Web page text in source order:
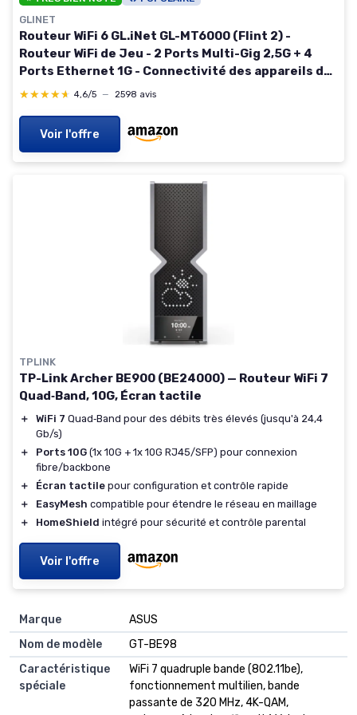
GLINET
Routeur WiFi 6 GL.iNet GL-MT6000 (Flint 2) -
Routeur WiFi de Jeu - 2 Ports Multi-Gig 2,5G + 4
Ports Ethernet 1G - Connectivité des appareils de
Masse - OpenVpn Rapide et WireGuard - 802.11ax
★★★★★
★★★★★ 4,6/5 — 2598 avis
Voir l'offre
TPLINK
TP-Link Archer BE900 (BE24000) — Routeur WiFi 7
Quad‑Band, 10G, Écran tactile
＋ WiFi 7 Quad‑Band pour des débits très élevés (jusqu'à 24,4
Gb/s)
＋
Ports 10G (1x 10G + 1x 10G RJ45/SFP) pour connexion
fibre/backbone
＋
Écran tactile pour configuration et contrôle rapide
＋
EasyMesh compatible pour étendre le réseau en maillage
＋
HomeShield intégré pour sécurité et contrôle parental
Voir l'offre
Marque
ASUS
Nom de modèle
GT-BE98
Caractéristique
spéciale
WiFi 7 quadruple bande (802.11be),
fonctionnement multilien, bande
passante de 320 MHz, 4K-QAM,